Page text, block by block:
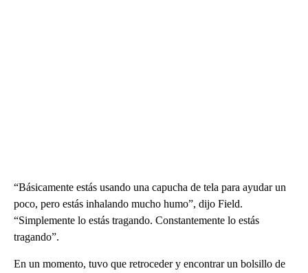
“Básicamente estás usando una capucha de tela para ayudar un
poco, pero estás inhalando mucho humo”, dijo Field.
“Simplemente lo estás tragando. Constantemente lo estás
tragando”.
En un momento, tuvo que retroceder y encontrar un bolsillo de